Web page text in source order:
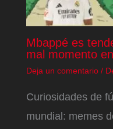
Mbappé es
mal momento
Deja un comentario /
Curiosidades de
mundial: memes